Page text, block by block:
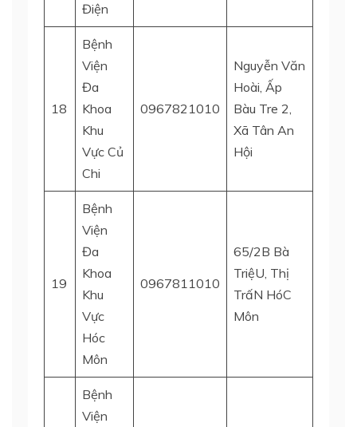
Điện
18
Bệnh
Viện
Đa
Khoa
Khu
Vực Củ
Chi
0967821010
Nguyễn Văn
Hoài, Ấp
Bàu Tre 2,
Xã Tân An
Hội
19
Bệnh
Viện
Đa
Khoa
Khu
Vực
Hóc
Môn
0967811010
65/2B Bà
TriệU, Thị
TrấN HóC
Môn
Bệnh
Viện